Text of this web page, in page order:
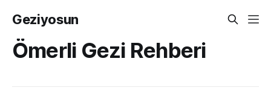
Geziyosun
Ömerli Gezi Rehberi